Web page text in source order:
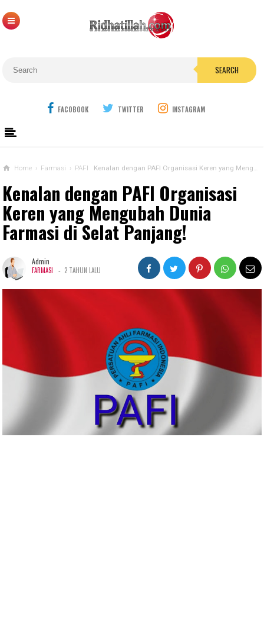
SEARCH
FACOBOOK TWITTER INSTAGRAM
Home › Farmasi › PAFI Kenalan dengan PAFI Organisasi Keren yang Mengubah Dunia Farmasi di Selat Panjang!
Kenalan dengan PAFI Organisasi
Keren yang Mengubah Dunia
Farmasi di Selat Panjang!
Admin
FARMASI - 2 TAHUN LALU